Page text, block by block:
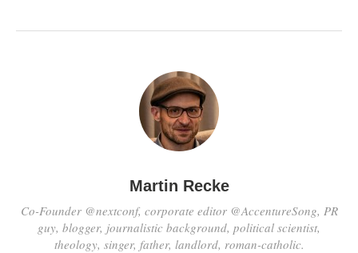
Martin Recke
Co-Founder @nextconf, corporate editor @AccentureSong, PR
guy, blogger, journalistic background, political scientist,
theology, singer, father, landlord, roman-catholic.